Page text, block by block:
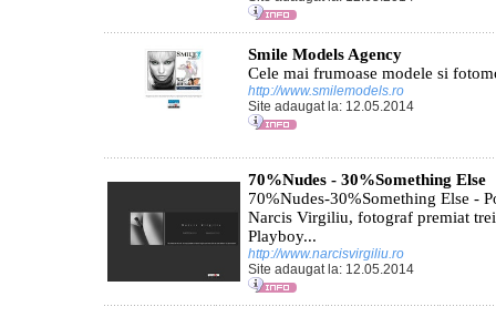
Smile Models Agency
Cele mai frumoase modele si
http://www.smilemodels.ro
Site adaugat la: 12.05.2014
70%Nudes - 30%Something Else
70%Nudes-30%Something Else -
Narcis Virgiliu, fotograf premiat
Playboy...
http://www.narcisvirgiliu.ro
Site adaugat la: 12.05.2014